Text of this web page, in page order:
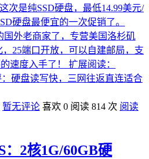
次是纯SSD硬盘，最低14.99美元/
硬盘最便宜的一次促销了。
国外老商家了，专营美国洛杉矶
25端口开放，可以自建邮局，支
速度入手了！ 扩展阅读：
：硬盘读写快，三网往返直连适合
暂无评论 喜欢 0 阅读 814 次 阅读
：2核1G/60GB硬